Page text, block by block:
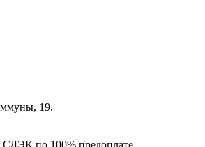
19.
СДЭК по 100% предоплате.